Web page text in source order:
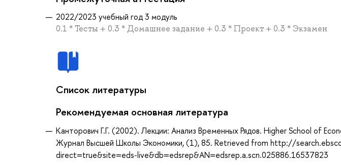
2022/2023 учебный год 3 модуль
0.1 * Тесты + 0.3 * Домашнее задание + 0.3 * Проект + 0.3 * Экзамен
Список литературы
Рекомендуемая основная литература
Канторович Г.Г. (2002). Лекции: Анализ Временных Рядов. Higher School of
Журнал Высшей Школы Экономики, (1), 85. Retrieved from http://
direct=true&site=eds-live&db=edsrep&AN=edsrep.a.scn.025886.16537823